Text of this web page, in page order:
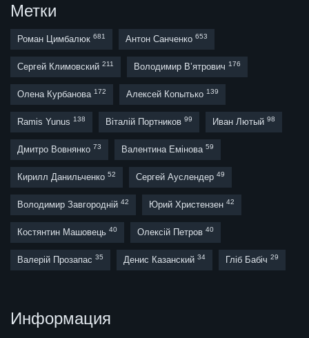
Метки
Роман Цимбалюк 681 Антон Санченко 653
Сергей Климовский 211 Володимир В’ятрович 176
Олена Курбанова 172 Алексей Копытько 139
Ramis Yunus 138 Віталій Портников 99 Иван Лютый 98
Дмитро Вовнянко 73 Валентина Емінова 59
Кирилл Данильченко 52 Сергей Ауслендер 49
Володимир Завгородній 42 Юрий Христензен 42
Костянтин Машовець 40 Олексій Петров 40
Валерій Прозапас 35 Денис Казанский 34 Гліб Бабіч 29
Информация